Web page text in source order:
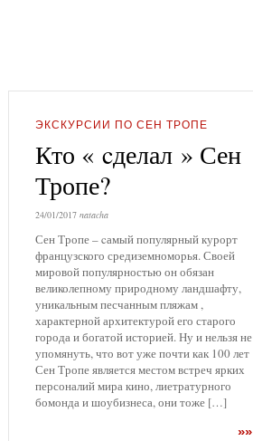
ЭКСКУРСИИ ПО СЕН ТРОПЕ
Кто « cделал » Сен
Тропе?
24/01/2017 natacha
Сен Тропе – cамый популярный курорт
французского средиземноморья. Своей
мировой популярностью он обязан
великолепному природному ландшафту,
уникальным песчанным пляжам ,
характерной архитектурой его старого
города и богатой историей. Ну и нельзя не
упомянуть, что вот уже почти как 100 лет
Сен Тропе является местом встреч ярких
персоналий мира кино, лиетратурного
бомонда и шоубизнеса, они тоже […]
»»